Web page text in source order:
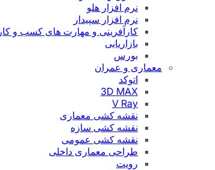
نرم افزار هلو
نرم افزار سپیدار
کارآفرینی و مهارت های کسب و کار
بازاریابی
بورس
معماری و عمران
اتوکد
3D MAX
V Ray
نقشه کشی معماری
نقشه کشی سازه
نقشه کشی عمومی
طراحی معماری داخلی
رویت